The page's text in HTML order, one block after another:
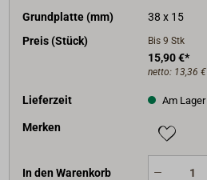
Grundplatte (mm)
38 x 15
Preis (Stück)
Bis 9 Stk
15,90 €*
netto: 13,36 €
Lieferzeit Am Lager
Merken
In den Warenkorb